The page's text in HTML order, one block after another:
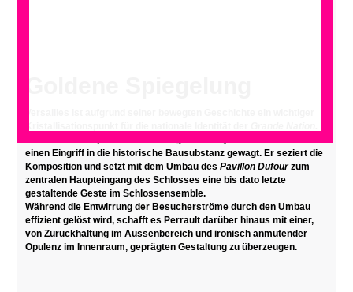
einen Eingriff in die historische Bausubstanz gewagt. Erseziert die
Komposition und setzt mit dem Umbau desPavillon Dufourzum
zentralen Haupteingang des Schlosses eine bis dato letzte
gestaltende Geste im Schlossensemble.
Während die Entwirrung der Besucherströme durch den Umbau
effizient gelöst wird, schafft es Perrault darüber hinaus mit einer,
von Zurückhaltung im Aussenbereich und ironisch anmutender
Opulenz im Innenraum, geprägten Gestaltung zu überzeugen.